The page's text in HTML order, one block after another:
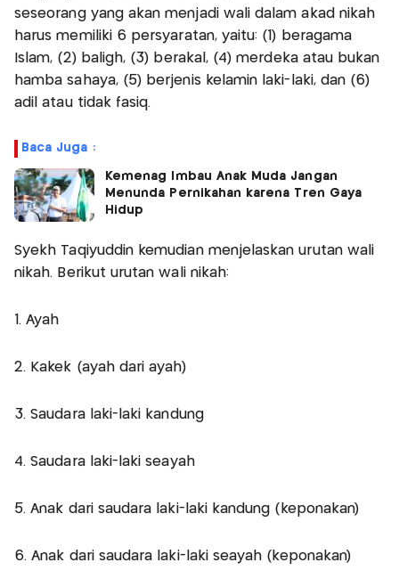
seseorang yang akan menjadi wali dalam akad nikah
harus memiliki 6 persyaratan, yaitu: (1) beragama
Islam, (2) baligh, (3) berakal, (4) merdeka atau bukan
hamba sahaya, (5) berjenis kelamin laki-laki, dan (6)
adil atau tidak fasiq.
Baca Juga :
Kemenag Imbau Anak Muda Jangan
Menunda Pernikahan karena Tren Gaya
Hidup
Syekh Taqiyuddin kemudian menjelaskan urutan wali
nikah. Berikut urutan wali nikah:
1. Ayah
2. Kakek (ayah dari ayah)
3. Saudara laki-laki kandung
4. Saudara laki-laki seayah
5. Anak dari saudara laki-laki kandung (keponakan)
6. Anak dari saudara laki-laki seayah (keponakan)